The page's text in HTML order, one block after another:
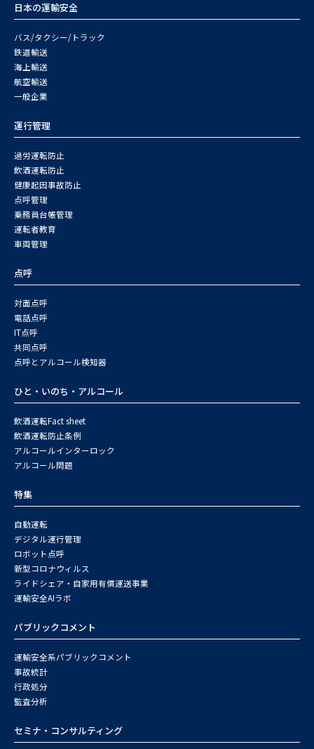
日本の運輸安全
バス/タクシー/トラック
鉄道輸送
海上輸送
航空輸送
一般企業
運行管理
過労運転防止
飲酒運転防止
健康起因事故防止
点呼管理
乗務員台帳管理
運転者教育
車両管理
点呼
対面点呼
電話点呼
IT点呼
共同点呼
点呼とアルコール検知器
ひと・いのち・アルコール
飲酒運転Fact sheet
飲酒運転防止条例
アルコールインターロック
アルコール問題
特集
自動運転
デジタル運行管理
ロボット点呼
新型コロナウィルス
ライドシェア・自家用有償運送事業
運輸安全AIラボ
パブリックコメント
運輸安全系パブリックコメント
事故統計
行政処分
監査分析
セミナ・コンサルティング